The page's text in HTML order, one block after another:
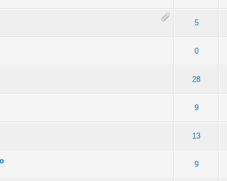
5
0
28
9
13
9